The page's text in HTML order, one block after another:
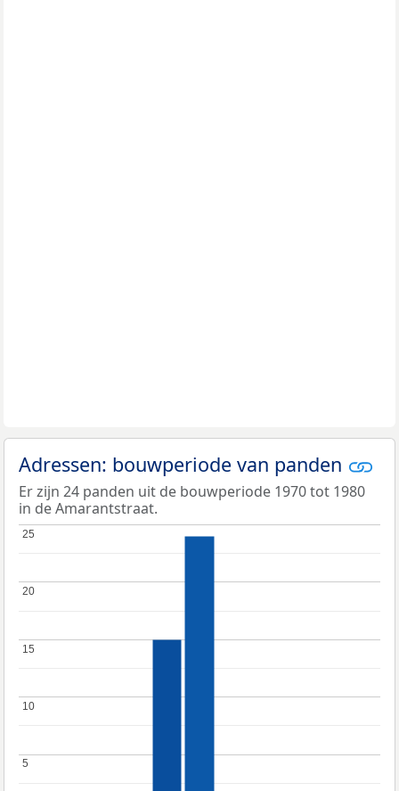
Adressen: bouwperiode van panden
Er zijn 24 panden uit de bouwperiode 1970 tot 1980
in de Amarantstraat.
5
5
10
10
15
15
20
20
25
25